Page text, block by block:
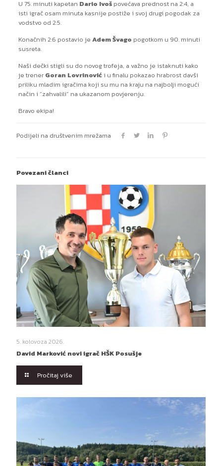
U 75. minuti kapetan Dario Ivoš povećava prednost na 2:4, a
isti igrač osam minuta kasnije postiže i svoj drugi pogodak za
vodstvo od 2:5.
Konačnih 2:6 postavio je Adem Švago pogotkom u 90. minuti
susreta.
Naši dečki stigli su do novog trofeja, a važno je istaknuti kako
je trenerGoran Lovrinovići u finalu pokazao hrabrost davši
priliku mladim igračima koji su mu na kraju na najbolji mogući
način i “zahvalili” na ukazanom povjerenju.
Bravo ekipa!
Podijeli na društvenim mrežama
Povezani članci
5. kolovoza 2026.
David Marković novi igrač HŠK Posušje
Pročitaj više